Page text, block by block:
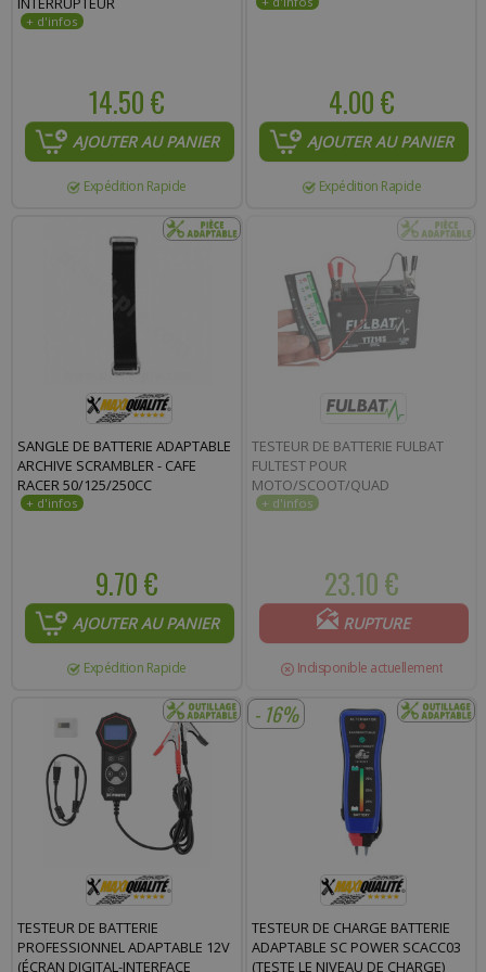
14.50 €
AJOUTER AU PANIER
Expédition Rapide
4.00 €
AJOUTER AU PANIER
Expédition Rapide
SANGLE DE BATTERIE ADAPTABLE
ARCHIVE SCRAMBLER - CAFE
RACER 50/125/250CC
9.70 €
AJOUTER AU PANIER
Expédition Rapide
TESTEUR DE BATTERIE FULBAT
FULTEST POUR
MOTO/SCOOT/QUAD
23.10 €
RUPTURE
Indisponible actuellement
TESTEUR DE BATTERIE
PROFESSIONNEL ADAPTABLE 12V
(ÉCRAN DIGITAL-INTERFACE
- 16%
TESTEUR DE CHARGE BATTERIE
ADAPTABLE SC POWER SCACC03
(TESTE LE NIVEAU DE CHARGE)